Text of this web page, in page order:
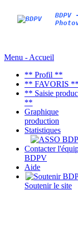
Menu - Accueil
** Profil **
** FAVORIS **
** Saisie
**
Graphique
production
Statistiques
Contacter
BDPV
Aide
Soutenir le site